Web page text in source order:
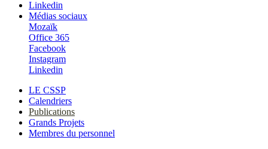
Linkedin
Médias sociaux
Mozaïk
Office 365
Facebook
Instagram
Linkedin
LE CSSP
Calendriers
Publications
Grands Projets
Membres du personnel